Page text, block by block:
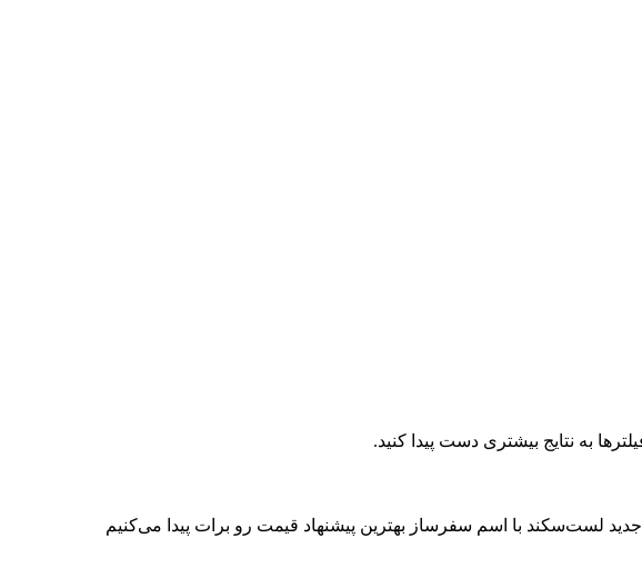
به نتایج بیشتری دست پیدا کنید.
لست‌سکند با اسم سفرساز بهترین پیشنهاد قیمت رو برات پیدا می‌کنیم